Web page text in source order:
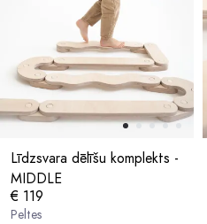
Līdzsvara dēlīšu komplekts -
MIDDLE
€ 119
Peltes